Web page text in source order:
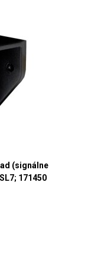
(signálne
171450